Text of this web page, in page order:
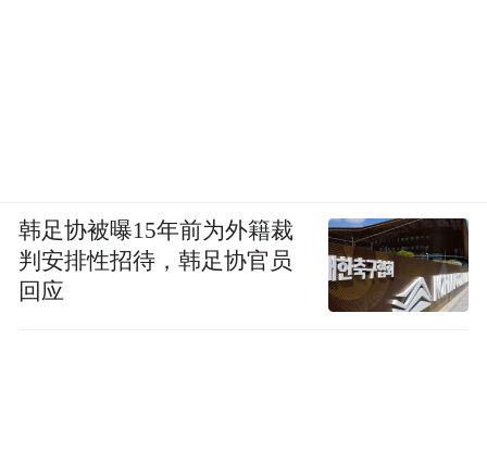
韩足协被曝15年前为外籍裁
判安排性招待，韩足协官员
回应